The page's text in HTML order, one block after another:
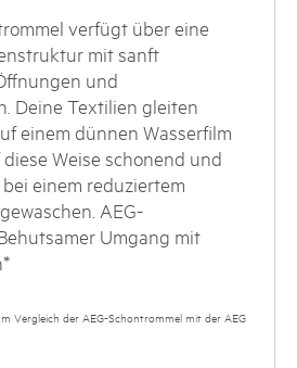
verfügt über eine
mit sanft
und
Deine Textilien gleiten
einem dünnen Wasserfilm
Weise schonend und
einem reduziertem
AEG-
Umgang mit
Vergleich der AEG-Schontrommel mit der AEG